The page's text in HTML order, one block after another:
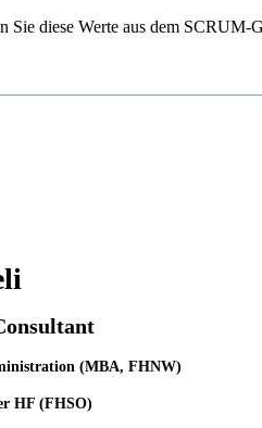
Sie diese Werte aus dem
(MBA, FHNW)
HF (FHSO)